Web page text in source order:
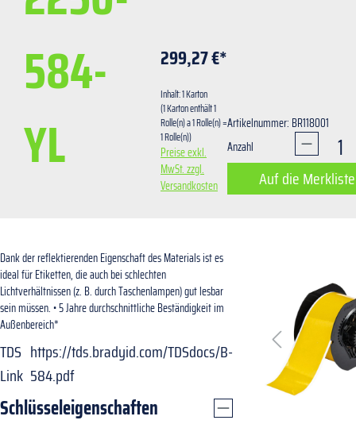
584-
YL
299,27 €*
Inhalt:1 Karton
(1 Karton enthält 1
Rolle(n) a 1 Rolle(n) =
1 Rolle(n))
Preise exkl.
MwSt. zzgl.
Versandkosten
Artikelnummer: BR118001
Anzahl
Produkt
Auf die Merkliste
Dank der reflektierenden Eigenschaft des Materials ist es
ideal für Etiketten, die auch bei schlechten
Lichtverhältnissen (z. B. durch Taschenlampen) gut lesbar
sein müssen. • 5 Jahre durchschnittliche Beständigkeit im
Außenbereich*
TDS
Link
https://tds.bradyid.com/TDSdocs/B-
584.pdf
Schlüsseleigenschaften